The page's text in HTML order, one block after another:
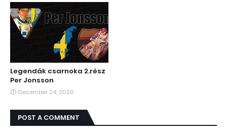
Legendák csarnoka 2.rész
Per Jonsson
December 24, 2020
POST A COMMENT